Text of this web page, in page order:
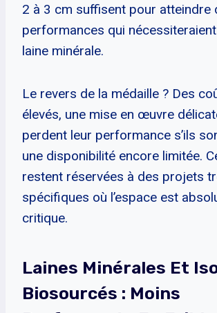
2 à 3 cm suffisent pour atteindre
performances qui
laine minérale.
Le revers de la médaille ? Des
élevés, une mise en œuvre
perdent leur performance s’ils
une disponibilité encore limitée.
restent réservées à des projets
spécifiques où l’espace est
critique.
Laines Minérales Et
Biosourcés : Moins